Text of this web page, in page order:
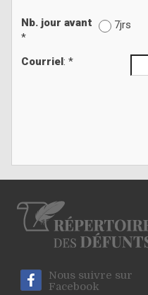
Nb. jour avant
*
7jrs
Courriel: *
Nous suivre sur
Facebook